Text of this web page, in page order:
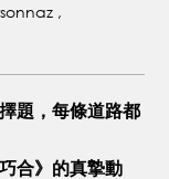
,
題，每條道路都
合》的真摯動